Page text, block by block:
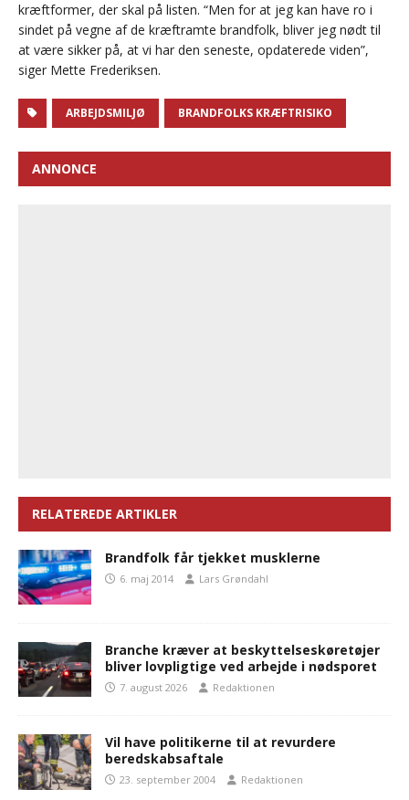
kræftformer, der skal på listen. “Men for at jeg kan have ro i
sindet på vegne af de kræftramte brandfolk, bliver jeg nødt til
at være sikker på, at vi har den seneste, opdaterede viden”,
siger Mette Frederiksen.
ARBEJDSMILJØ BRANDFOLKS KRÆFTRISIKO
ANNONCE
RELATEREDE ARTIKLER
Brandfolk får tjekket musklerne
6. maj 2014 Lars Grøndahl
Branche kræver at beskyttelseskøretøjer
bliver lovpligtige ved arbejde i nødsporet
7. august 2026 Redaktionen
Vil have politikerne til at revurdere
beredskabsaftale
23. september 2004 Redaktionen